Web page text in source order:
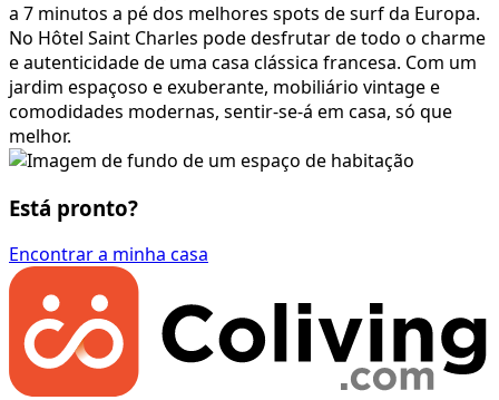
a 7 minutos a pé dos melhores spots de surf da Europa.
No Hôtel Saint Charles pode desfrutar de todo o charme
e autenticidade de uma casa clássica francesa. Com um
jardim espaçoso e exuberante, mobiliário vintage e
comodidades modernas, sentir-se-á em casa, só que
melhor.
Está pronto?
Encontrar a minha casa